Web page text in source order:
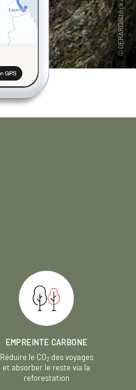
EMPREINTE CARBONE
Réduire le CO2des voyages
et absorber le reste via la
reforestation